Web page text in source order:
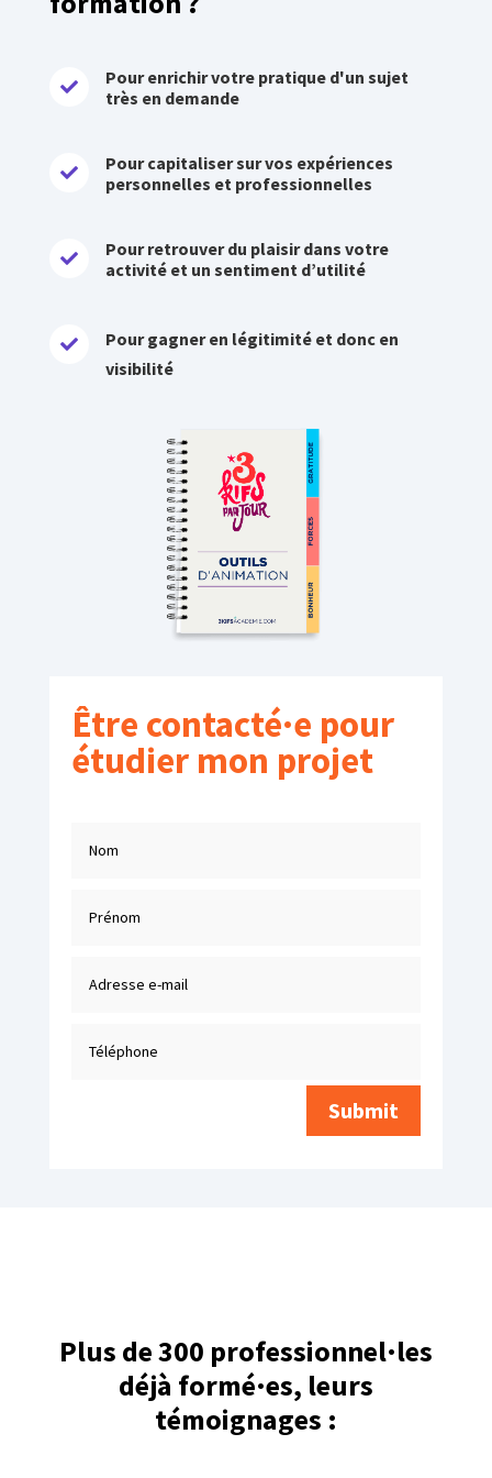

Pour enrichir votre pratique d'un sujet
très en demande

Pour capitaliser sur vos expériences
personnelles et professionnelles

Pour retrouver du plaisir dans votre
activité et un sentiment d’utilité

Pour gagner en légitimité et donc en
visibilité
Être contacté·e pour
étudier mon projet
Submit
Plus de 300 professionnel·les
déjà formé·es, leurs
témoignages :